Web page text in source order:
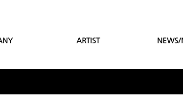
ARTIST NEWS/